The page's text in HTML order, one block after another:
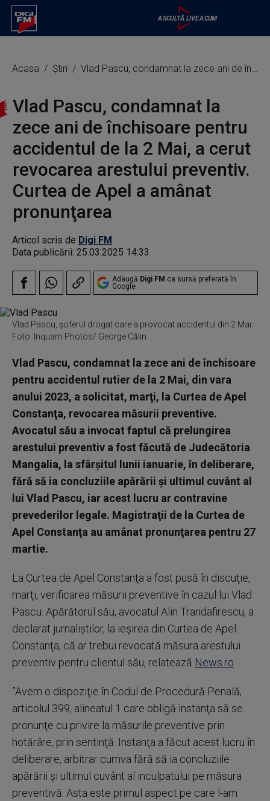
Acasa Știri Vlad Pascu, condamnat la zece ani de închisoare pentru accidentul de la 2 Mai, a cerut revocarea arestului preventiv. Curtea de Apel a amânat pronunţarea
Vlad Pascu, condamnat la
zece ani de închisoare pentru
accidentul de la 2 Mai, a cerut
revocarea arestului preventiv.
Curtea de Apel a amânat
pronunţarea
Articol scris de Digi FM
Data publicării: 25.03.2025 14:33
Adaugă Digi FM ca sursă preferată în
Google
Vlad Pascu, șoferul drogat care a provocat accidentul din 2 Mai.
Foto: Inquam Photos/ George Călin
Vlad Pascu, condamnat la zece ani de închisoare
pentru accidentul rutier de la 2 Mai, din vara
anului 2023, a solicitat, marţi, la Curtea de Apel
Constanţa, revocarea măsurii preventive.
Avocatul său a invocat faptul că prelungirea
arestului preventiv a fost făcută de Judecătoria
Mangalia, la sfârşitul lunii ianuarie, în deliberare,
fără să ia concluziile apărării şi ultimul cuvânt al
lui Vlad Pascu, iar acest lucru ar contravine
prevederilor legale. Magistraţii de la Curtea de
Apel Constanţa au amânat pronunţarea pentru 27
martie.
La Curtea de Apel Constanţa a fost pusă în discuţie,
marţi, verificarea măsurii preventive în cazul lui Vlad
Pascu. Apărătorul său, avocatul Alin Trandafirescu, a
declarat jurnaliştilor, la ieşirea din Curtea de Apel
Constanţa, că ar trebui revocată măsura arestului
preventiv pentru clientul său, relatează News.ro
”Avem o dispoziţie în Codul de Procedură Penală,
articolul 399, alineatul 1 care obligă instanţa să se
pronunţe cu privire la măsurile preventive prin
hotărâre, prin sentinţă. Instanţa a făcut acest lucru în
deliberare, arbitrar cumva fără să ia concluziile
apărării şi ultimul cuvânt al inculpatului pe măsura
preventivă. Asta este primul aspect pe care l-am